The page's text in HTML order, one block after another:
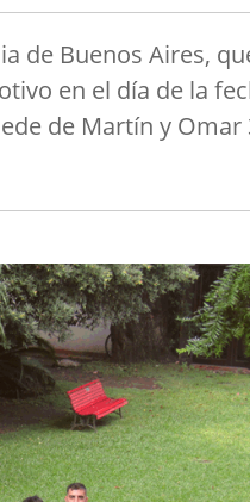
de Buenos Aires,
en el día de la
de Martín y Omar